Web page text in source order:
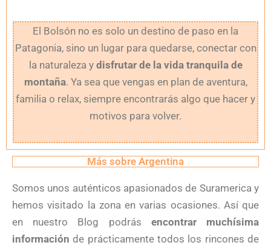
El Bolsón no es solo un destino de paso en la
Patagonia, sino un lugar para quedarse, conectar con
la naturaleza y disfrutar de la vida tranquila de
montaña. Ya sea que vengas en plan de aventura,
familia o relax, siempre encontrarás algo que hacer y
motivos para volver.
Más sobre Argentina
Somos unos auténticos apasionados de Suramerica y
hemos visitado la zona en varias ocasiones. Así que
en nuestro Blog podrás encontrar muchísima
información de prácticamente todos los rincones de